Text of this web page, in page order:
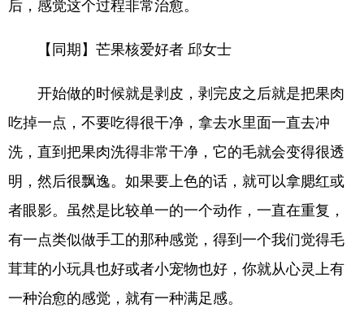
后，感觉这个过程非常治愈。
【同期】芒果核爱好者 邱女士
开始做的时候就是剥皮，剥完皮之后就是把果肉
吃掉一点，不要吃得很干净，拿去水里面一直去冲
洗，直到把果肉洗得非常干净，它的毛就会变得很透
明，然后很飘逸。如果要上色的话，就可以拿腮红或
者眼影。虽然是比较单一的一个动作，一直在重复，
有一点类似做手工的那种感觉，得到一个我们觉得毛
茸茸的小玩具也好或者小宠物也好，你就从心灵上有
一种治愈的感觉，就有一种满足感。